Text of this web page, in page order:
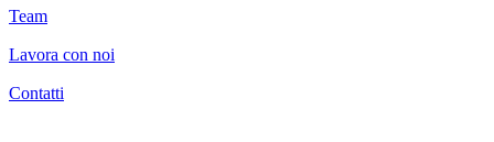
Team
Lavora con noi
Contatti